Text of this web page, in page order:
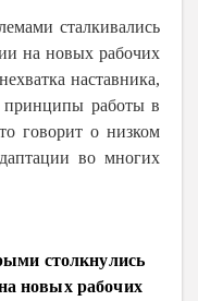
сталкивались
на новых рабочих
наставника,
работы в
говорит о низком
во многих
столкнулись
новых рабочих